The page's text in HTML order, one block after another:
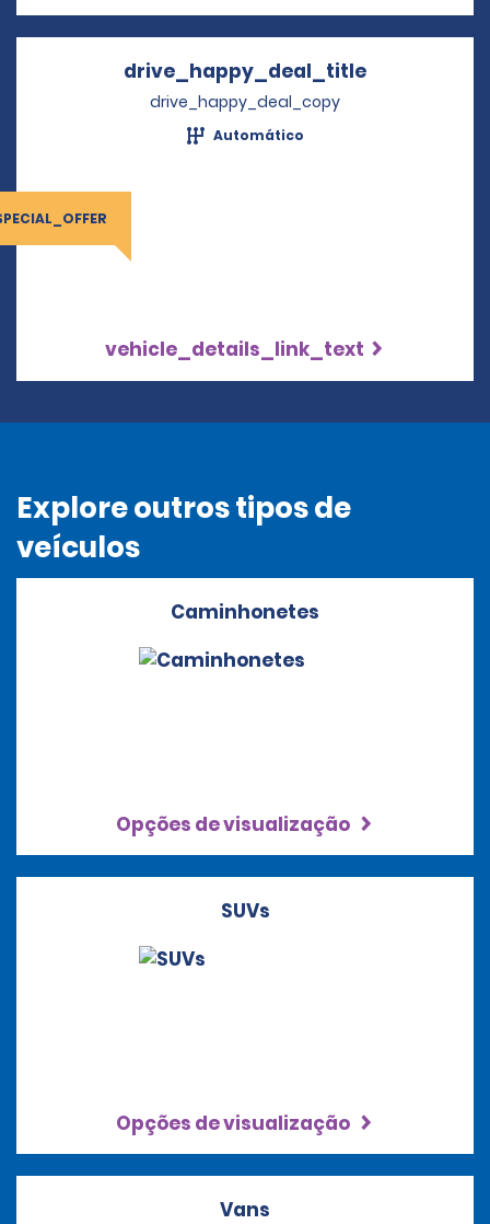
drive_happy_deal_title
drive_happy_deal_copy
Automático
vehicle_details_link_text
Explore outros tipos de
veículos
Caminhonetes
Opções de visualização
SUVs
Opções de visualização
Vans